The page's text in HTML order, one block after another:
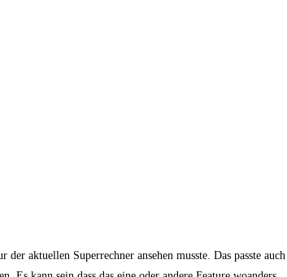
aktuellen Superrechner ansehen musste. Das passte auch